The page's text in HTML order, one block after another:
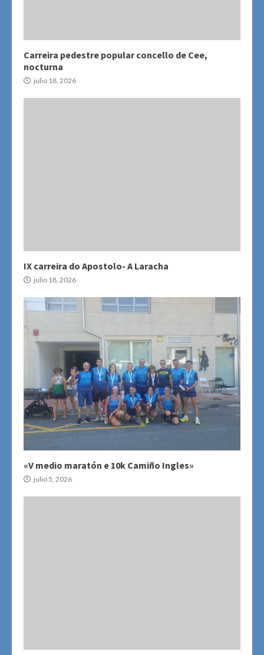
Carreira pedestre popular concello de Cee,
nocturna
julio 18, 2026
IX carreira do Apostolo- A Laracha
julio 18, 2026
«V medio maratón e 10k Camiño Ingles»
julio 5, 2026